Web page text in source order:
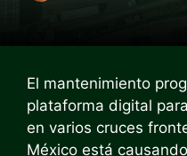
El mantenimiento
plataforma digital
en varios cruces
México está